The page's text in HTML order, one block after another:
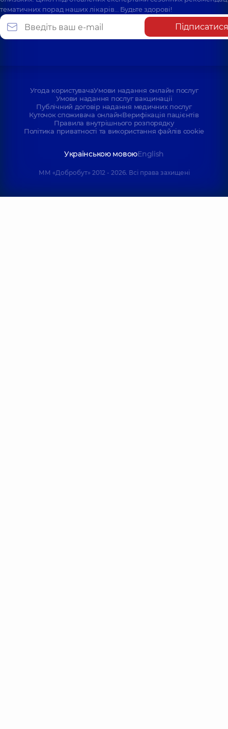
тематичних порад наших лікарів… Будьте здорові!
Підписатися
Угода користувачаУмови надання онлайн послуг
Умови надання послуг вакцинації
Публічний договір надання медичних послуг
Куточок споживача онлайнВерифікація пацієнтів
Правила внутрішнього розпорядку
Політика приватності та використання файлів cookie
Українською мовоюEnglish
ММ «Добробут» 2012 - 2026. Всі права захищені